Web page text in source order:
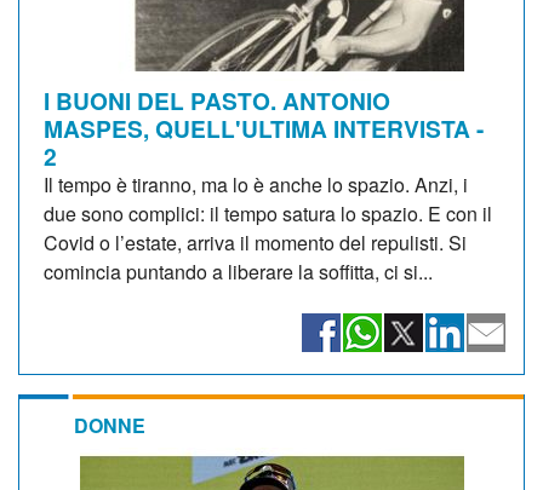
I BUONI DEL PASTO. ANTONIO
MASPES, QUELL'ULTIMA INTERVISTA -
2
Il tempo è tiranno, ma lo è anche lo spazio. Anzi, i
due sono complici: il tempo satura lo spazio. E con il
Covid o l’estate, arriva il momento del repulisti. Si
comincia puntando a liberare la soffitta, ci si...
DONNE